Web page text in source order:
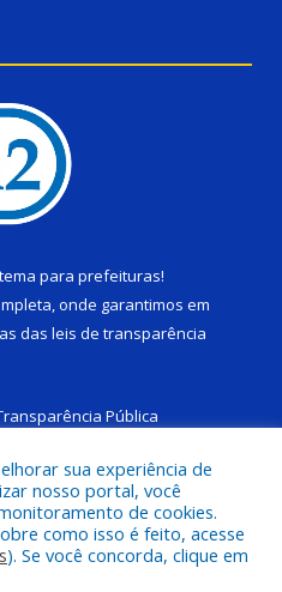
para prefeituras!
onde garantimos em
das leis de transparência
Pública
Câmara Municipal de Ponta de
sua experiência de
nosso portal, você
de cookies.
como isso é feito, acesse
). Se você concorda, clique em